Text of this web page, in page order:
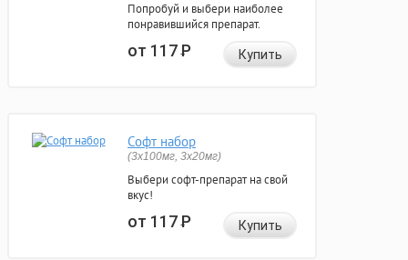
Попробуй и выбери наиболее
понравившийся препарат.
от 117Р Купить
Софт набор
(3x100мг, 3x20мг)
Выбери софт-препарат на свой
вкус!
от 117Р Купить